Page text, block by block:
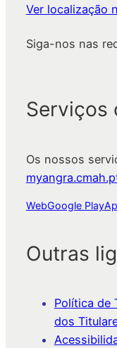
Ver localização
Siga-nos nas
Serviços
Os nossos
WebGoogle Play
Outras
Política de
dos